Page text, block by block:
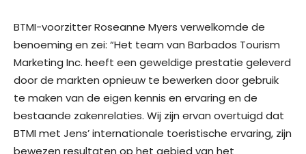
BTMI-voorzitter Roseanne Myers verwelkomde de
benoeming en zei: “Het team van Barbados Tourism
Marketing Inc. heeft een geweldige prestatie geleverd
door de markten opnieuw te bewerken door gebruik
te maken van de eigen kennis en ervaring en de
bestaande zakenrelaties. Wij zijn ervan overtuigd dat
BTMI met Jens’ internationale toeristische ervaring, zijn
bewezen resultaten op het gebied van het